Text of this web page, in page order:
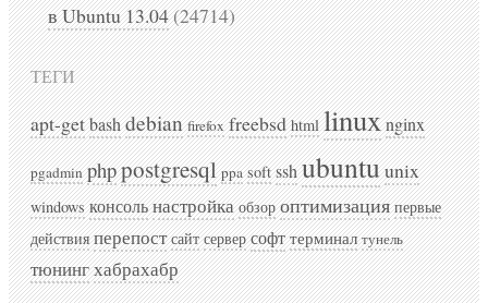
в Ubuntu 13.04(24714)
ТЕГИ
apt-getbashdebian firefox freebsd html linuxnginx
pgadmin phppostgresql ppa soft sshubuntuunix
windows консольнастройка обзор оптимизация первые
действия перепост сайт сервер софт терминал тунель
тюнингхабрахабр